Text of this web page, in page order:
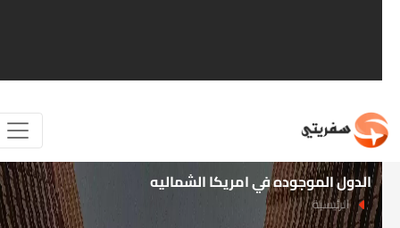
الدول الموجوده في امريكا الشماليه
الرئيسية